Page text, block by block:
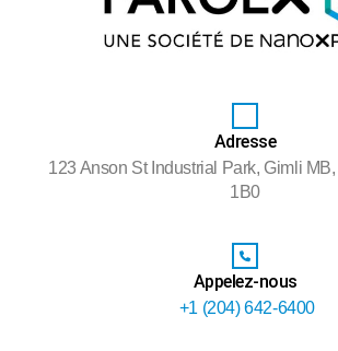
Adresse
123 Anson St Industrial Park, Gimli
1B0‎
Appelez-nous
+1 (204) 642-6400